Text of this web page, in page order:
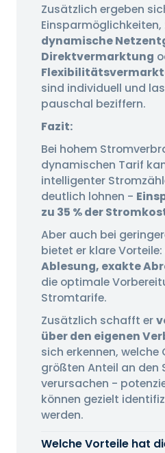
Zusätzlich ergeben
dynamische
Direktvermarktung
sind individuell und
pauschal beziffern.
Fazit:
Bei hohem
dynamischen Tarif
intelligenter
deutlich lohnen -
zu 35 % der
Aber auch bei
bietet er klare Vorteile:
Ablesung, exakte
die optimale
Stromtarife.
Zusätzlich schafft er
über den eigenen
sich erkennen, welche
größten Anteil an den
verursachen -
können gezielt
werden.
Welche Vorteile hat